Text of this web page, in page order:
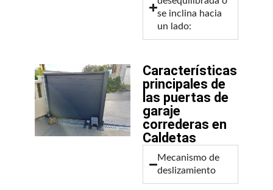
se inclina hacia
un lado:
Características
principales de
las puertas de
garaje
correderas en
Caldetas
Mecanismo de
deslizamiento